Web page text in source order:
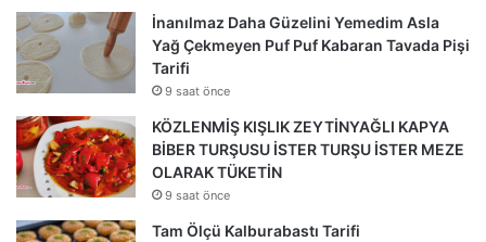
İnanılmaz Daha Güzelini Yemedim Asla
Yağ Çekmeyen Puf Puf Kabaran Tavada Pişi
Tarifi
9 saat önce
KÖZLENMİŞ KIŞLIK ZEYTİNYAĞLI KAPYA
BİBER TURŞUSU İSTER TURŞU İSTER MEZE
OLARAK TÜKETİN
9 saat önce
Tam Ölçü Kalburabastı Tarifi